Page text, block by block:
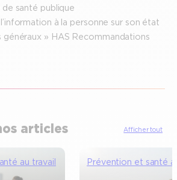
de santé publique
à la personne sur son état
généraux » HAS Recommandations
articles Afficher tout
au travail Prévention et santé